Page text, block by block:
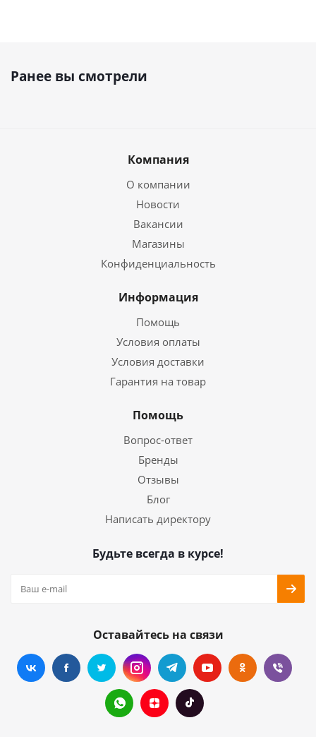
Ранее вы смотрели
Компания
О компании
Новости
Вакансии
Магазины
Конфиденциальность
Информация
Помощь
Условия оплаты
Условия доставки
Гарантия на товар
Помощь
Вопрос-ответ
Бренды
Отзывы
Блог
Написать директору
Будьте всегда в курсе!
Оставайтесь на связи